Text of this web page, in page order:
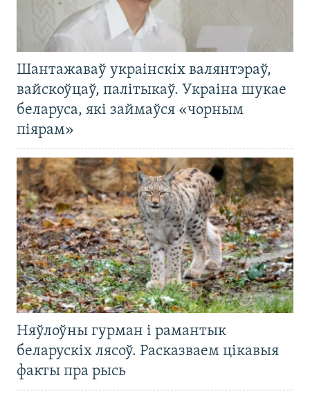
Шантажаваў украінскіх валянтэраў,
вайскоўцаў, палітыкаў. Украіна шукае
беларуса, які займаўся «чорным
піярам»
Няўлоўны гурман і рамантык
беларускіх лясоў. Расказваем цікавыя
факты пра рысь